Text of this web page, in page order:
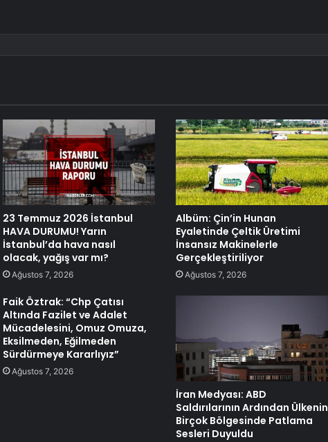
23 Temmuz 2026 İstanbul
HAVA DURUMU! Yarın
İstanbul’da hava nasıl
olacak, yağış var mı?
Ağustos 7, 2026
Albüm: Çin’in Hunan
Eyaletinde Çeltik Üretimi
İnsansız Makinelerle
Gerçekleştiriliyor
Ağustos 7, 2026
Faik Öztrak: “Chp Çatısı
Altında Fazilet ve Adalet
Mücadelesini, Omuz Omuza,
Eksilmeden, Eğilmeden
Sürdürmeye Kararlıyız”
Ağustos 7, 2026
İran Medyası: ABD
Saldırılarının Ardından Ülkenin
Birçok Bölgesinde Patlama
Sesleri Duyuldu